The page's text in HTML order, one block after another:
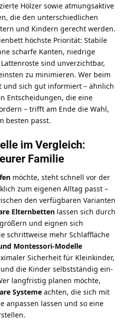
Hölzer sowie atmungsaktive
die den unterschiedlichen
und Kindern gerecht werden.
höchste Priorität: Stabile
scharfe Kanten, niedrige
sind unverzichtbar,
zu minimieren. Wer beim
und sich gut informiert – ähnlich
Entscheidungen, die eine
– trifft am Ende die Wahl,
besten passt.
im Vergleich:
Familie
möchte, steht schnell vor der
zum eigenen Alltag passt –
den verfügbaren Varianten
Elternbetten lassen sich durch
und eignen sich
schrittweise mehr Schlaffläche
Montessori-Modelle
Sicherheit für Kleinkinder,
die Kinder selbstständig ein-
langfristig planen möchte,
Systeme achten, die sich mit
anpassen lassen und so eine